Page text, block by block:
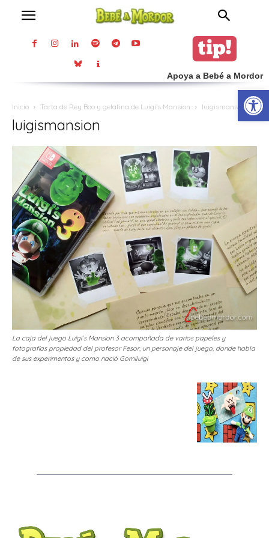
Apoya a Bebé a Mordor
Inicio Tarta de Rey Boo y gelatina de Luigi’s Mansion luigismansion
luigismansion
La caja del juego Luigi´s Mansion 3 acompañada de varios papeles y
fotografías propiedad del profesor Fesor, un personaje del juego, donde habla
de sus experimentos y como nació Gomiluigi